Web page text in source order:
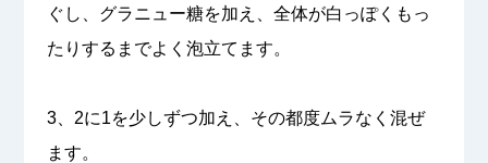
ぐし、グラニュー糖を加え、全体が白っぽくもっ
たりするまでよく泡立てます。
3、2に1を少しずつ加え、その都度ムラなく混ぜ
ます。